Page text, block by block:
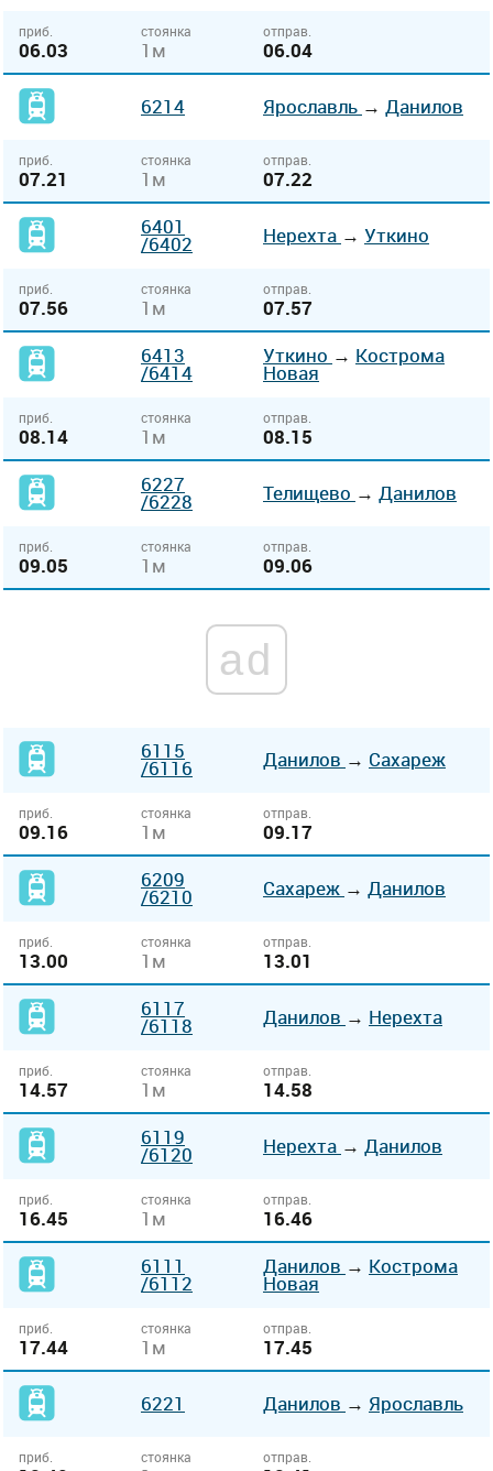
приб.
06.03
стоянка
1м
отправ.
06.04
6214 Ярославль → Данилов
приб.
07.21
стоянка
1м
отправ.
07.22
6401
/6402 Нерехта → Уткино
приб.
07.56
стоянка
1м
отправ.
07.57
6413
/6414
Уткино → Кострома
Новая
приб.
08.14
стоянка
1м
отправ.
08.15
6227
/6228 Телищево → Данилов
приб.
09.05
стоянка
1м
отправ.
09.06
ad
6115
/6116 Данилов → Сахареж
приб.
09.16
стоянка
1м
отправ.
09.17
6209
/6210 Сахареж → Данилов
приб.
13.00
стоянка
1м
отправ.
13.01
6117
/6118 Данилов → Нерехта
приб.
14.57
стоянка
1м
отправ.
14.58
6119
/6120 Нерехта → Данилов
приб.
16.45
стоянка
1м
отправ.
16.46
6111
/6112
Данилов → Кострома
Новая
приб.
17.44
стоянка
1м
отправ.
17.45
6221 Данилов → Ярославль
приб. стоянка отправ.